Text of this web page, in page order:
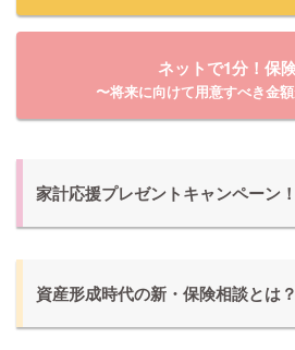
ネットで1分！保
〜将来に向けて用意すべき金
家計応援プレゼントキャンペーン
資産形成時代の新・保険相談とは？